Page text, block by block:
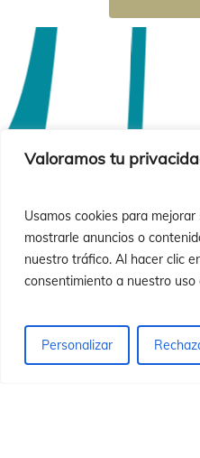
Valoramos tu
Usamos cookies para
mostrarle anuncios o
nuestro tráfico. Al hacer clic
consentimiento a nuestro uso
Personalizar